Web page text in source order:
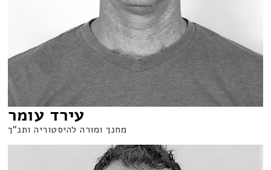
עירד עומר
מחנך ומורה להיסטוריה ותנ"ך